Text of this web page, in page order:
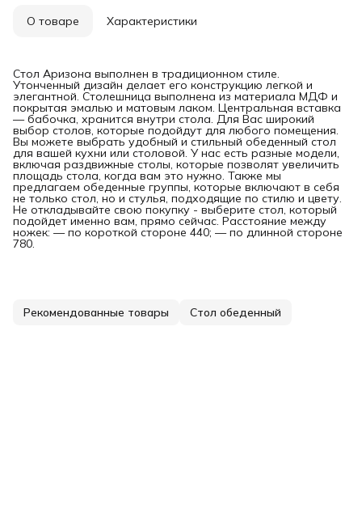
О товаре Характеристики
Стол Аризона выполнен в традиционном стиле.
Утонченный дизайн делает его конструкцию легкой и
элегантной. Столешница выполнена из материала МДФ и
покрытая эмалью и матовым лаком. Центральная вставка
— бабочка, хранится внутри стола. Для Вас широкий
выбор столов, которые подойдут для любого помещения.
Вы можете выбрать удобный и стильный обеденный стол
для вашей кухни или столовой. У нас есть разные модели,
включая раздвижные столы, которые позволят увеличить
площадь стола, когда вам это нужно. Также мы
предлагаем обеденные группы, которые включают в себя
не только стол, но и стулья, подходящие по стилю и цвету.
Не откладывайте свою покупку - выберите стол, который
подойдет именно вам, прямо сейчас. Расстояние между
ножек: — по короткой стороне 440; — по длинной стороне
780.
Рекомендованные товары Стол обеденный